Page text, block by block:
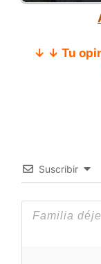
↓ ↓ Tu
Suscribir